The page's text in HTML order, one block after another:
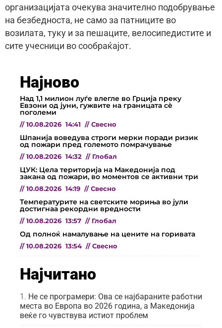
организацијата очекува значително подобрување
на безбедноста, не само за патниците во
возилата, туку и за пешаците, велосипедистите и
сите учесници во сообраќајот.
Најново
Над 1,1 милион луѓе влегле во Грција преку
Евзони од јуни, гужвите на границата сè
поголеми
// 10.08.2026 14:41 // Свесно
Шпанија воведува строги мерки поради ризик
од пожари пред големото помрачување
// 10.08.2026 14:32 // Глобал
ЦУК: Цела територија на Македонија под
закана од пожари, во моментов се активни три
// 10.08.2026 14:19 // Свесно
Температурите на светските мориња во јули
достигнаа рекордни вредности
// 10.08.2026 13:57 // Глобал
Од полноќ намалување на цените на горивата
// 10.08.2026 13:54 // Свесно
Најчитано
Не се програмери: Ова се најбараните работни
места во Европа во 2026 година, а Македонија
веќе го чувствува истиот проблем